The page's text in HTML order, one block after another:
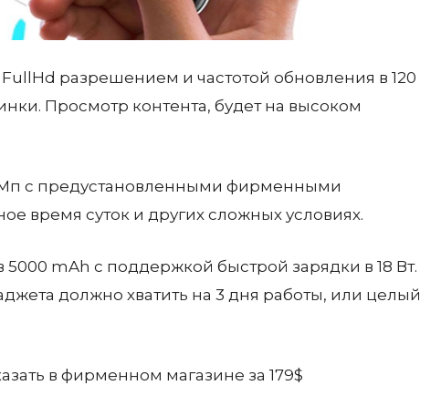
разрешением и частотой обновления в 120
Просмотр контента, будет на высоком
с предустановленными фирменными
время суток и других сложных условиях.
mAh с поддержкой быстрой зарядки в 18 Вт.
должно хватить на 3 дня работы, или целый
в фирменном магазине за 179$